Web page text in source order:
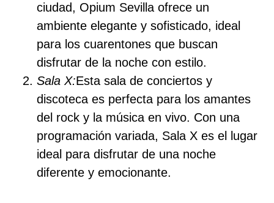
ciudad, Opium Sevilla ofrece un
ambiente elegante y sofisticado, ideal
para los cuarentones que buscan
disfrutar de la noche con estilo.
Sala X:Esta sala de conciertos y
discoteca es perfecta para los amantes
del rock y la música en vivo. Con una
programación variada, Sala X es el lugar
ideal para disfrutar de una noche
diferente y emocionante.